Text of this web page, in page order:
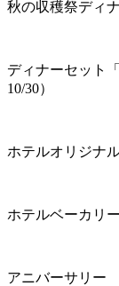
秋の収穫祭ディ
ディナーセット
10/30）
ホテルオリジナ
ホテルベーカリ
アニバーサリー